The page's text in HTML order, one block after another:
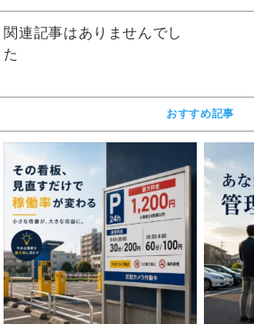
関連記事はありませんでし
た
おすすめ記事